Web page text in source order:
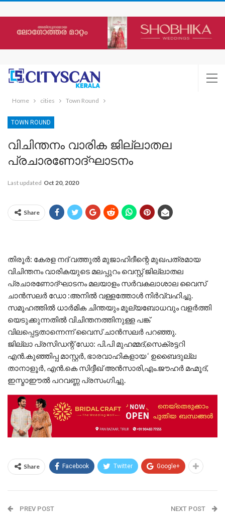
Home cities Town Round
TOWN ROUND
വിചിന്തനം വാരിക ജില്ലാതല
പ്രചാരണോദ്ഘാടനം
Last updated Oct 20, 2020
Share
തിരൂർ: കേരള നദ് വത്തുൽ മുജാഹിദീന്റെ മുഖപത്രമായ
വിചിന്തനം വാരികയുടെ മലപ്പുറം വെസ്റ്റ് ജില്ലാതല
പ്രചാരണോദ്ഘാടനം മലയാളം സർവകലാശാല വൈസ്
ചാൻസലർ ഡോ :അനിൽ വള്ളത്തോൾ നിർവ്വഹിച്ചു.
സമൂഹത്തിൽ ധാർമിക ചിന്തയും മൂല്യബോധവും വളർത്തി
യെടുക്കുന്നതിൽ വിചിന്തനത്തിനുള്ള പങ്ക്
വിലപ്പെട്ടതാന്നെന്ന് വൈസ് ചാൻസലർ പറഞ്ഞു.
ജില്ലാ പ്രസിഡന്റ് ഡോ: പി.പി മുഹമ്മദ്,സെക്രട്ടറി
എൻ.കുഞ്ഞിപ്പ മാസ്റ്റർ, ഭാരവാഹികളായ ‘ ഉബൈദുല്ല
താനാളൂർ, എൻ.കെ സിദ്ദീഖ് അൻസാരി,എം.ജൗഹർ മഹ്മൂദ്,
ഇസ്മാഈൽ പറവണ്ണ പ്രസംഗിച്ചു.
Share Facebook Twitter Google+
PREV POST NEXT POST